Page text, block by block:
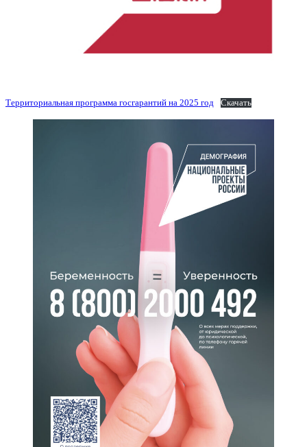
Территориальная программа госгарантий на 2025 год Скачать